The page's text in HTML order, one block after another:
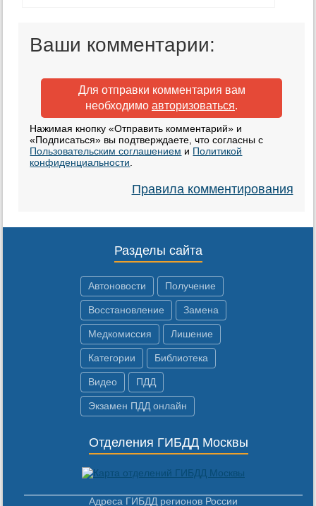
Ваши комментарии:
Для отправки комментария вам
необходимо авторизоваться.
Нажимая кнопку «Отправить комментарий» и
«Подписаться» вы подтверждаете, что согласны с
Пользовательским соглашением и Политикой
конфиденциальности
Правила комментирования
Разделы сайта
Автоновости Получение
Восстановление Замена
Медкомиссия Лишение
Категории Библиотека
Видео ПДД
Экзамен ПДД онлайн
Отделения ГИБДД Москвы
Адреса ГИБДД регионов России